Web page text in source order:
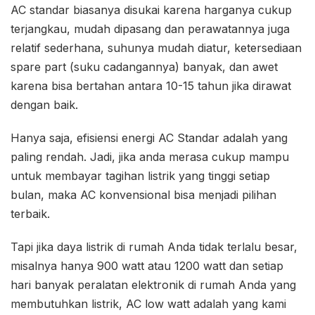
AC standar biasanya disukai karena harganya cukup
terjangkau, mudah dipasang dan perawatannya juga
relatif sederhana, suhunya mudah diatur, ketersediaan
spare part (suku cadangannya) banyak, dan awet
karena bisa bertahan antara 10-15 tahun jika dirawat
dengan baik.
Hanya saja, efisiensi energi AC Standar adalah yang
paling rendah. Jadi, jika anda merasa cukup mampu
untuk membayar tagihan listrik yang tinggi setiap
bulan, maka AC konvensional bisa menjadi pilihan
terbaik.
Tapi jika daya listrik di rumah Anda tidak terlalu besar,
misalnya hanya 900 watt atau 1200 watt dan setiap
hari banyak peralatan elektronik di rumah Anda yang
membutuhkan listrik, AC low watt adalah yang kami